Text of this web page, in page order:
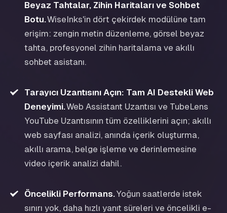
Beyaz Tahtalar, Zihin Haritaları ve Sohbet
Botu.WiseInks'in dört çekirdek modülüne tam
erişim: zengin metin düzenleme, görsel beyaz
tahta, profesyonel zihin haritalama ve akıllı
sohbet asistanı.
Tarayıcı Uzantısını Açın: Tam AI Destekli Web
Deneyimi.Web Assistant Uzantısı ve TubeLens
YouTube Uzantısının tüm özelliklerini açın; akıllı
web sayfası analizi, anında içerik oluşturma,
akıllı arama, belge işleme ve derinlemesine
video içerik analizi dahil.
Öncelikli Performans.Yoğun saatlerde istek
sınırı yok, daha hızlı yanıt süreleri ve öncelikli e-